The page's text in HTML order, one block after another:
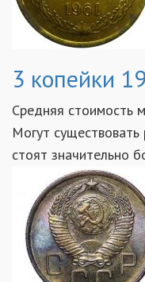
3 копейки
Средняя стоимость
Могут
стоят значительно